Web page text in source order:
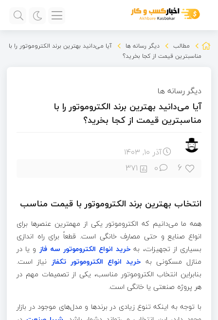
مطالب دیگر رسانه ها
آیا می‌دانید بهترین برند الکتروموتور را با
مناسبترین قیمت از کجا بخرید؟
دیگر رسانه ها
آیا می‌دانید بهترین برند الکتروموتور را با
مناسبترین قیمت از کجا بخرید؟
آذر ۱۰, ۱۴۰۳
6
0
371
انتخاب بهترین برند الکتروموتور با قیمت مناسب
همه ما می‌دانیم که الکتروموتور یکی از مهمترین عنصرها برای
انواع صنایع و حتی مصارف خانگی است. قطعاً برای راه اندازی
بسیاری از تجهیزات، به خرید انواع الکتروموتور سه فاز و یا در
منازل مسکونی به خرید انواع الکتروموتور تکفاز نیاز است.
بنابراین انتخاب الکتروموتور مناسب، یکی از تصمیمات مهم در
هر پروژه صنعتی یا خانگی است.
با توجه به اینکه تنوع زیادی در برندها و مدل‌های موجود در بازار